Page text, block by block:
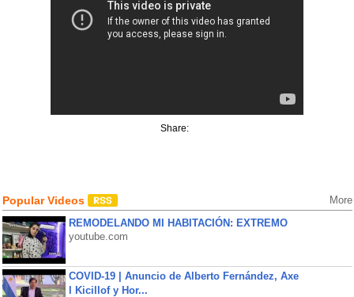
Share:
Popular Videos More
REMODELANDO MI HABITACIÓN: EXTREMO
youtube.com
COVID-19 | Anuncio de Alberto Fernández, Axe
l Kicillof y Hor...